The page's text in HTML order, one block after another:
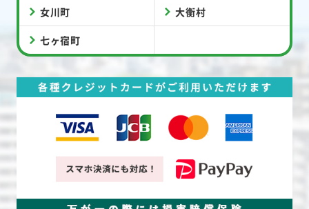
女川町 大衡村
七ヶ宿町